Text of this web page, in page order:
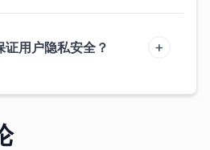
证用户隐私安全？ +